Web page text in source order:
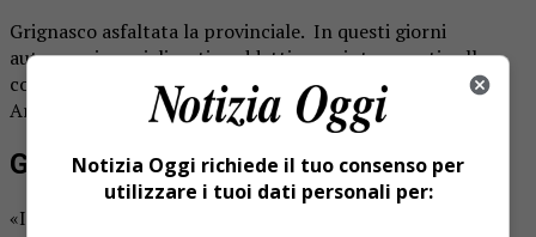
Grignasco asfaltata la provinciale. In questi giorni
automezzi specializzati e addetti sono intervenuti sulla
cosiddetta “curva del leone” e all’altezza dell’incrocio per
Ara.
Grignasco asfaltata la provinciale
«In questi punti più volte si sono registrati incidenti nel
Notizia Oggi richiede il tuo consenso per
utilizzare i tuoi dati personali per: